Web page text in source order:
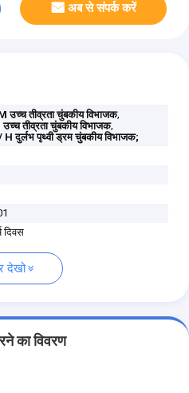
अब से संपर्क करें
उच्च तीव्रता चुंबकीय विभाजक,
तीव्रता चुंबकीय विभाजक,
दुर्लभ पृथ्वी ड्रम चुंबकीय विभाजक;
दिवस
देखो
का विवरण